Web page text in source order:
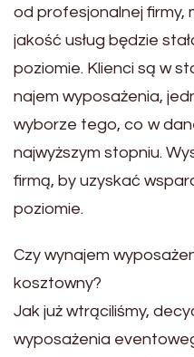
od profesjonalnej firmy,
jakość usług będzie
poziomie. Klienci są w
najem wyposażenia,
wyborze tego, co w
najwyższym stopniu.
firmą, by uzyskać
poziomie.
Czy wynajem
kosztowny?
Jak już wtrąciliśmy,
wyposażenia